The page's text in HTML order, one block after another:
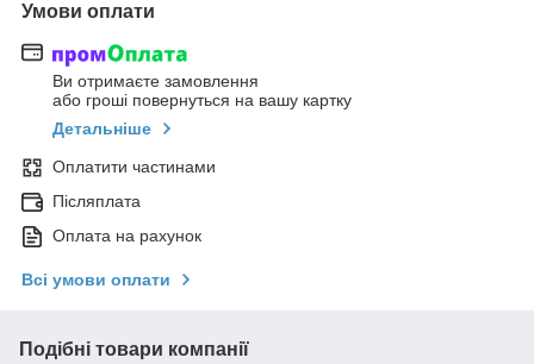
Умови оплати
Ви отримаєте замовлення
або гроші повернуться на вашу картку
Детальніше
Оплатити частинами
Післяплата
Оплата на рахунок
Всі умови оплати
Подібні товари компанії